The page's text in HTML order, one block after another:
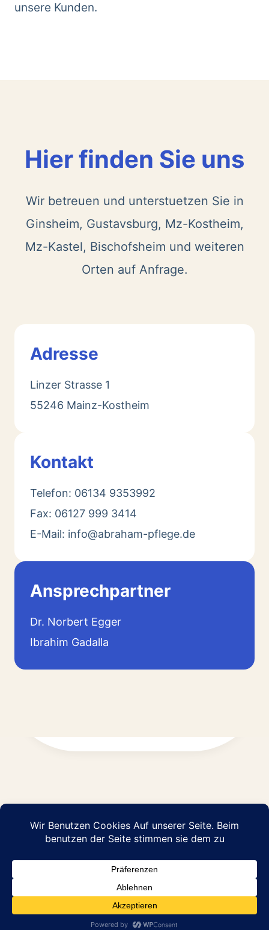
unsere Kunden.
Hier finden Sie uns
Wir betreuen und unterstuetzen Sie in
Ginsheim, Gustavsburg, Mz-Kostheim,
Mz-Kastel, Bischofsheim und weiteren
Orten auf Anfrage.
Adresse
Linzer Strasse 1
55246 Mainz-Kostheim
Kontakt
Telefon: 06134 9353992
Fax: 06127 999 3414
E-Mail: info@abraham-pflege.de
Ansprechpartner
Dr. Norbert Egger
Ibrahim Gadalla
© 2026 Abraham Pflege GmbH